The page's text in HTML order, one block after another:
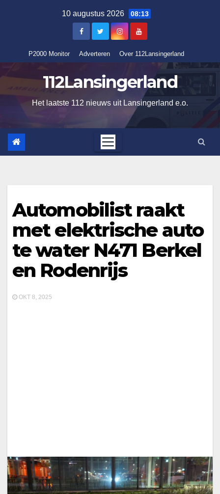
10 augustus 2026 08:13
P2000 Monitor Adverteren Over 112Lansingerland
112Lansingerland
Het laatste 112 nieuws uit Lansingerland e.o.
Automobilist raakt
met elektrische auto
te water N471 Berkel
en Rodenrijs
OKT 8, 2025